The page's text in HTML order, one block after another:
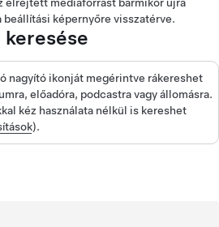
képernyőre visszatérve.
nagyító ikonját megérintve rákereshet
előadóra, podcastra vagy állomásra.
kéz használata nélkül is kereshet
).